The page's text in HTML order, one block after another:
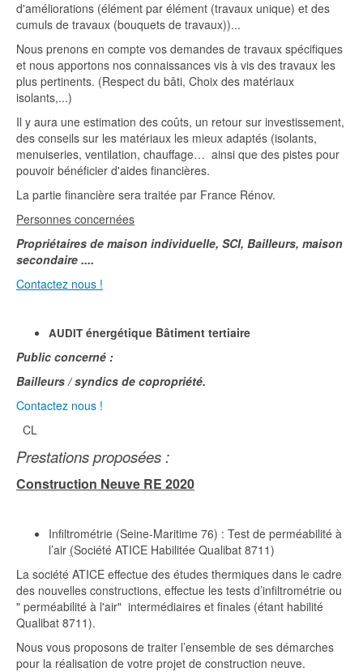
d'améliorations (élément par élément (travaux unique) et des
cumuls de travaux (bouquets de travaux))...
Nous prenons en compte vos demandes de travaux spécifiques
et nous apportons nos connaissances vis à vis des travaux les
plus pertinents. (Respect du bâti, Choix des matériaux
isolants,...)
Il y aura une estimation des coûts, un retour sur investissement,
des conseils sur les matériaux les mieux adaptés (isolants,
menuiseries, ventilation, chauffage… ainsi que des pistes pour
pouvoir bénéficier d'aides financières.
La partie financière sera traitée par France Rénov.
Personnes concernées
Propriétaires de maison individuelle, SCI, Bailleurs, maison
secondaire ....
Contactez nous !
AUDIT énergétique Bâtiment tertiaire
Public concerné :
Bailleurs / syndics de copropriété.
Contactez nous !
CL
Prestations proposées :
Construction Neuve RE 2020
Infiltrométrie (Seine-Maritime 76) : Test de perméabilité à
l’air (Société ATICE Habilitée Qualibat 8711)
La société ATICE effectue des études thermiques dans le cadre
des nouvelles constructions, effectue les tests d’infiltrométrie ou
" perméabilité à l'air" intermédiaires et finales (étant habilité
Qualibat 8711).
Nous vous proposons de traiter l’ensemble de ses démarches
pour la réalisation de votre projet de construction neuve.